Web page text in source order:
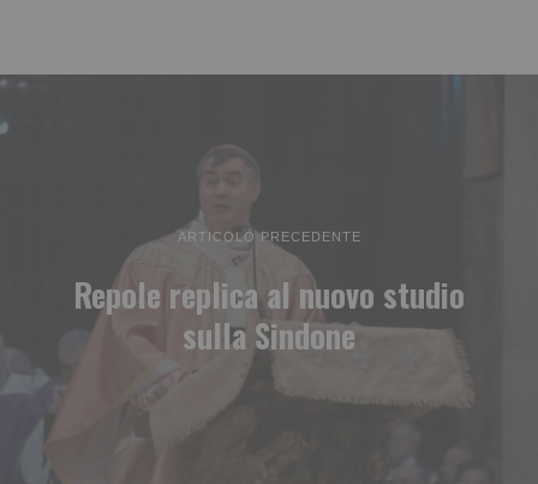
ARTICOLO PRECEDENTE
Repole replica al nuovo studio
sulla Sindone